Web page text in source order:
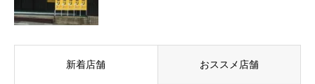
新着店舗 おススメ店舗